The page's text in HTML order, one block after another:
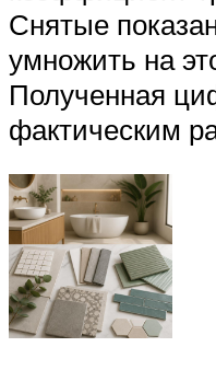
Снятые
умножить на
Полученная
фактическим